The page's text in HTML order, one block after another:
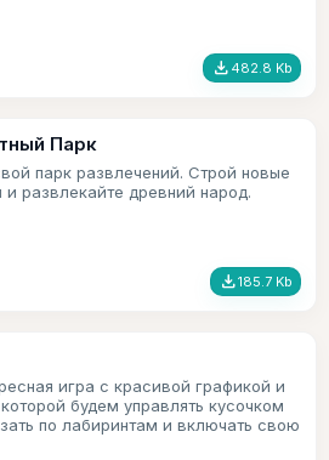
file_download 482.8 Kb
Парк
парк развлечений. Строй новые
и развлекайте древний народ.
file_download185.7 Kb
игра с красивой графикой и
будем управлять кусочком
по лабиринтам и включать свою